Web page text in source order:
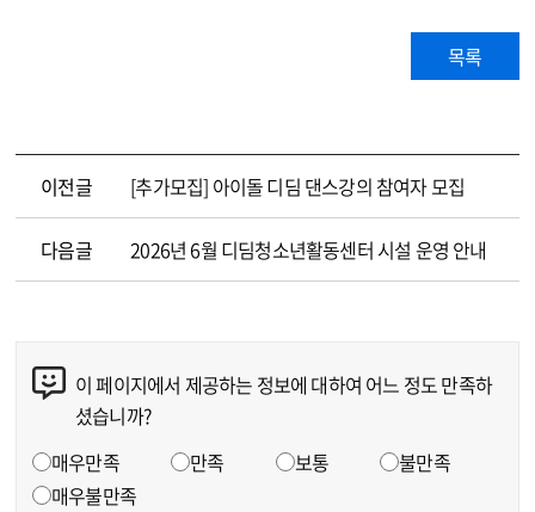
목록
이전글 [추가모집] 아이돌 디딤 댄스강의 참여자 모집
다음글 2026년 6월 디딤청소년활동센터 시설 운영 안내
이 페이지에서 제공하는 정보에 대하여 어느 정도 만족하
셨습니까?
매우만족 만족 보통
불만족
매우불만족